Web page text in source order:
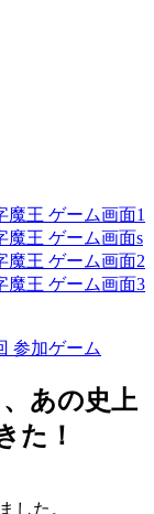
参加ゲーム
あの史上
た！
した。